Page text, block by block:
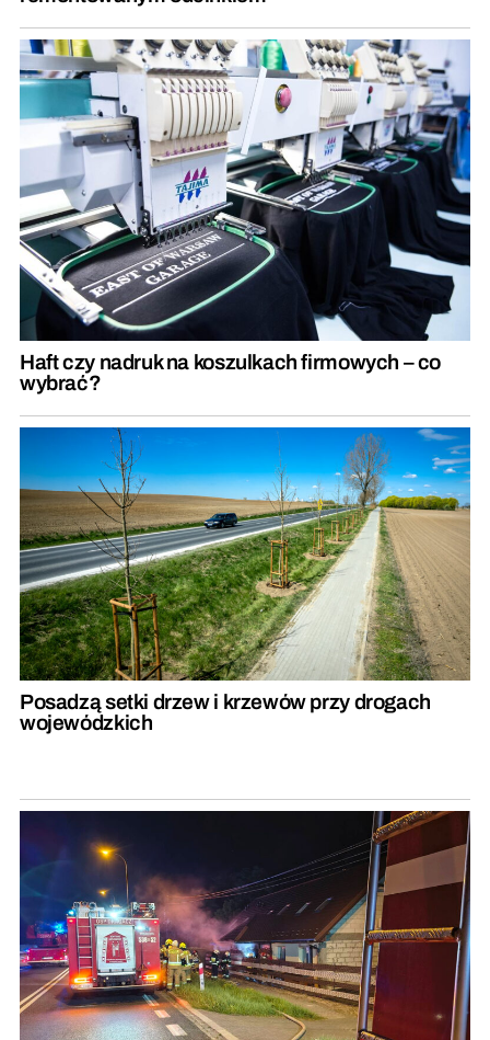
Haft czy nadruk na koszulkach firmowych – co
wybrać?
Posadzą setki drzew i krzewów przy drogach
wojewódzkich